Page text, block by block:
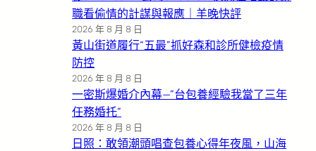
職看偷情的計謀與報應｜羊晚快評
2026 年 8 月 8 日
黃山街道履行“五最”抓好森和診所健檢疫情
防控
2026 年 8 月 8 日
一密斯爆婚介內幕—”台包養經驗我當了三年
任務婚托”
2026 年 8 月 8 日
日照：敢領潮頭唱查包養心得年夜風，山海